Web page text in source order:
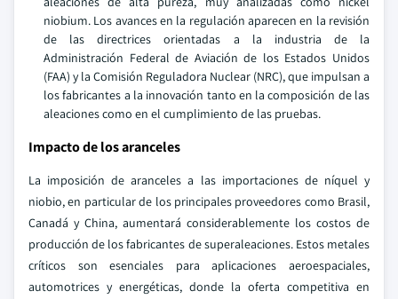
niobium. Los avances en la regulación aparecen en la revisión
de las directrices orientadas a la industria de la
Administración Federal de Aviación de los Estados Unidos
(FAA) y la Comisión Reguladora Nuclear (NRC), que impulsan a
los fabricantes a la innovación tanto en la composición de las
aleaciones como en el cumplimiento de las pruebas.
Impacto de los aranceles
La imposición de aranceles a las importaciones de níquel y
niobio, en particular de los principales proveedores como Brasil,
Canadá y China, aumentará considerablemente los costos de
producción de los fabricantes de superaleaciones. Estos metales
críticos son esenciales para aplicaciones aeroespaciales,
automotrices y energéticas, donde la oferta competitiva en